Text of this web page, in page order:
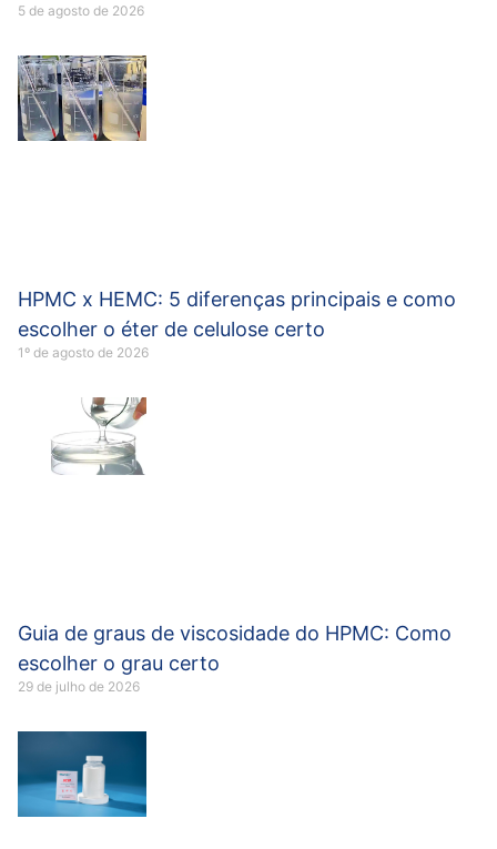
5 de agosto de 2026
HPMC x HEMC: 5 diferenças principais e como
escolher o éter de celulose certo
1º de agosto de 2026
Guia de graus de viscosidade do HPMC: Como
escolher o grau certo
29 de julho de 2026